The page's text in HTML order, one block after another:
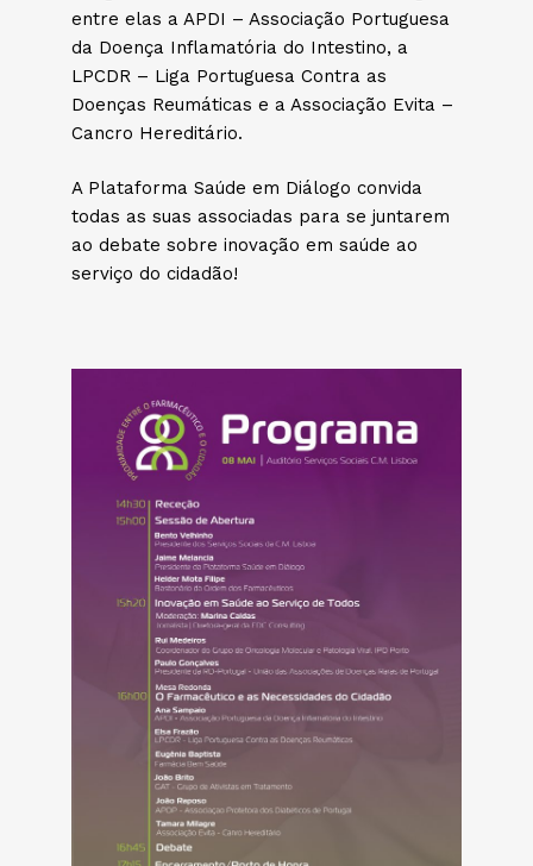
entre elas a APDI – Associação Portuguesa
da Doença Inflamatória do Intestino, a
LPCDR – Liga Portuguesa Contra as
Doenças Reumáticas e a Associação Evita –
Cancro Hereditário.
A Plataforma Saúde em Diálogo convida
todas as suas associadas para se juntarem
ao debate sobre inovação em saúde ao
serviço do cidadão!